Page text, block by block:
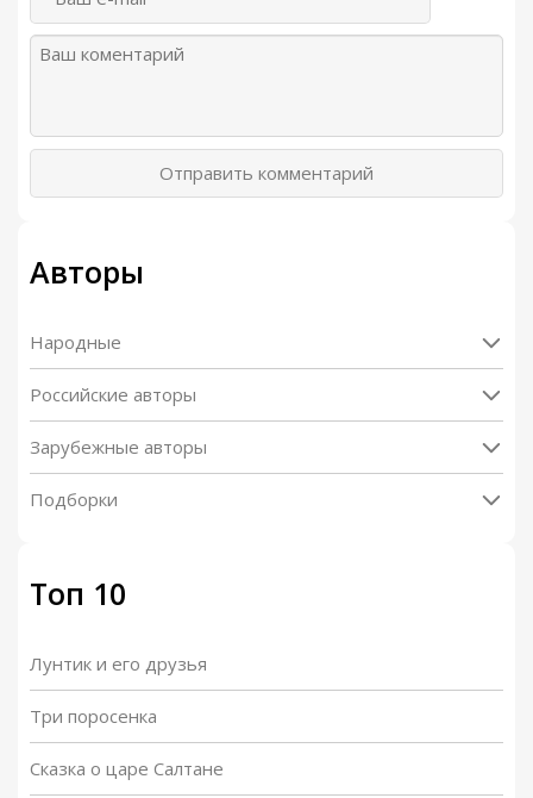
Отправить комментарий
Авторы
Народные
Российские авторы
Зарубежные авторы
Подборки
Топ 10
Лунтик и его друзья
Три поросенка
Сказка о царе Салтане